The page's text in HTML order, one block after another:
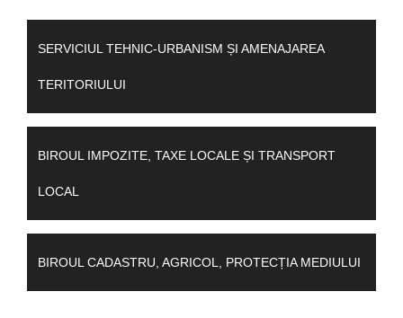
SERVICIUL TEHNIC-URBANISM ȘI AMENAJAREA
TERITORIULUI
BIROUL IMPOZITE, TAXE LOCALE ȘI TRANSPORT
LOCAL
BIROUL CADASTRU, AGRICOL, PROTECȚIA MEDIULUI